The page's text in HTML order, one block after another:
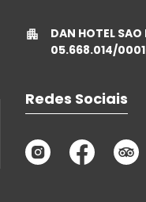
DAN HOTEL
05.668.014/
Redes Sociais